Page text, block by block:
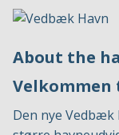
About the
Velkommen
Den nye Vedbæk